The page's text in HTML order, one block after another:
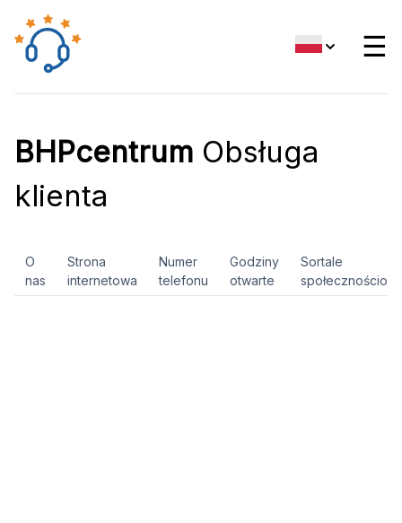
☰
BHPcentrum Obsługa
klienta
O
nas
Strona
internetowa
Numer
telefonu
Godziny
otwarte
Sortale